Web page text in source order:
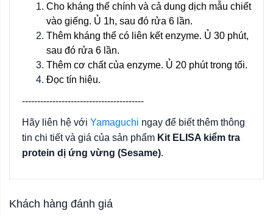
Cho kháng thể chính và cả dung dịch mẫu chiết
vào giếng. Ủ 1h, sau đó rửa 6 lần.
Thêm kháng thể có liên kết enzyme. Ủ 30 phút,
sau đó rửa 6 lần.
Thêm cơ chất của enzyme. Ủ 20 phút trong tối.
Đọc tín hiệu.
----------------------------------------
Hãy liên hệ với Yamaguchi ngay để biết thêm thông
tin chi tiết và giá của sản phẩm Kit ELISA kiểm tra
protein dị ứng vừng (Sesame).
Khách hàng đánh giá